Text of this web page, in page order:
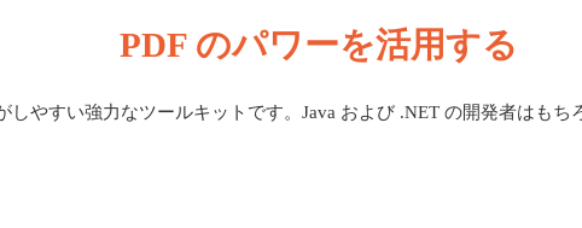
PDF のパワーを活用する
しやすい強力なツールキットです。Java および .NET の開発者はも